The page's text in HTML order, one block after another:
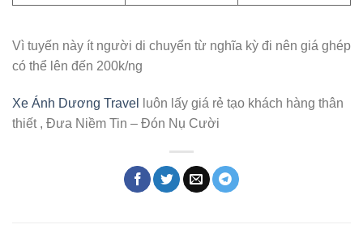
Vì tuyến này ít người di chuyển từ nghĩa kỳ đi nên giá ghép
có thể lên đến 200k/ng
Xe Ánh Dương Travel
luôn lấy giá rẻ tạo khách hàng thân
thiết , Đưa Niềm Tin – Đón Nụ Cười